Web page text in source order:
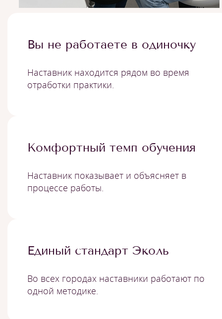
Вы не работаете в одиночку
Наставник находится рядом во время
отработки практики.
Комфортный темп обучения
Наставник показывает и объясняет в
процессе работы.
Единый стандарт Эколь
Во всех городах наставники работают по
одной методике.